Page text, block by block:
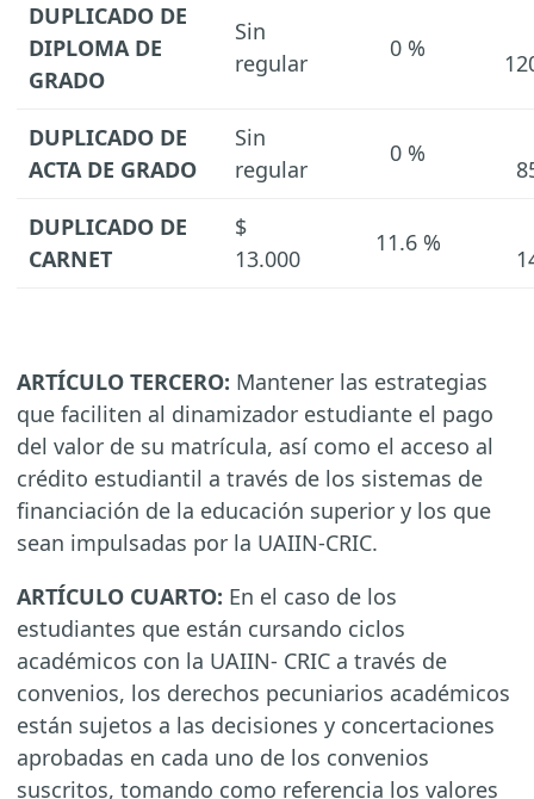
DUPLICADO DE
DIPLOMA DE
GRADO
Sin
regular
0 %
DUPLICADO DE
ACTA DE GRADO
Sin
regular
0 %
DUPLICADO DE
CARNET
$
13.000
11.6 %
ARTÍCULO TERCERO: Mantener las estrategias
que faciliten al dinamizador estudiante el pago
del valor de su matrícula, así como el acceso al
crédito estudiantil a través de los sistemas de
financiación de la educación superior y los que
sean impulsadas por la UAIIN-CRIC.
ARTÍCULO CUARTO: En el caso de los
estudiantes que están cursando ciclos
académicos con la UAIIN- CRIC a través de
convenios, los derechos pecuniarios académicos
están sujetos a las decisiones y concertaciones
aprobadas en cada uno de los convenios
suscritos, tomando como referencia los valores